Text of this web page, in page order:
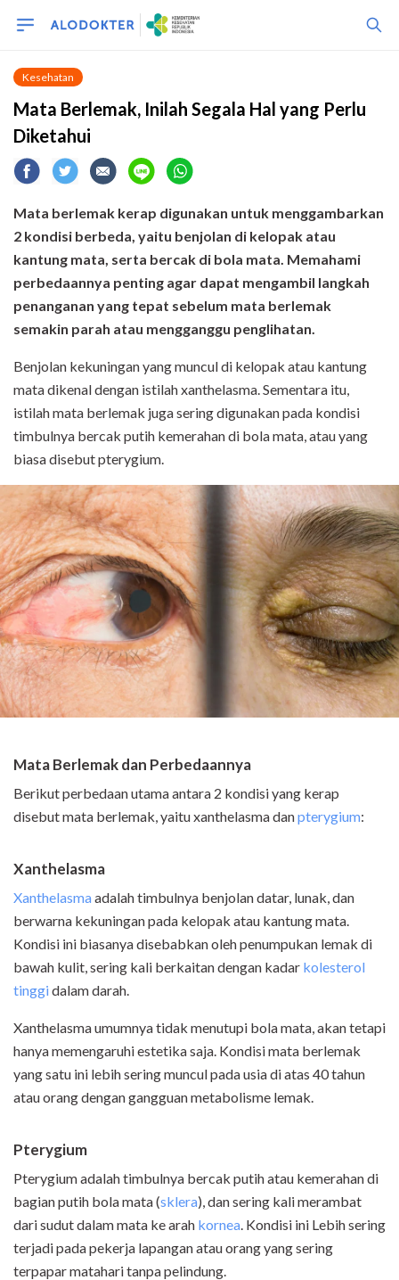
Kesehatan
Mata Berlemak, Inilah Segala Hal yang Perlu
Diketahui
Mata berlemak kerap digunakan untuk menggambarkan
2 kondisi berbeda, yaitu benjolan di kelopak atau
kantung mata, serta bercak di bola mata. Memahami
perbedaannya penting agar dapat mengambil langkah
penanganan yang tepat sebelum mata berlemak
semakin parah atau mengganggu penglihatan.
Benjolan kekuningan yang muncul di kelopak atau kantung
mata dikenal dengan istilah xanthelasma. Sementara itu,
istilah mata berlemak juga sering digunakan pada kondisi
timbulnya bercak putih kemerahan di bola mata, atau yang
biasa disebut pterygium.
Mata Berlemak dan Perbedaannya
Berikut perbedaan utama antara 2 kondisi yang kerap
disebut mata berlemak, yaitu xanthelasma danpterygium:
Xanthelasma
Xanthelasmaadalah timbulnya benjolan datar, lunak, dan
berwarna kekuningan pada kelopak atau kantung mata.
Kondisi ini biasanya disebabkan oleh penumpukan lemak di
bawah kulit, sering kali berkaitan dengan kadar kolesterol
tinggidalam darah.
Xanthelasma umumnya tidak menutupi bola mata, akan tetapi
hanya memengaruhi estetika saja. Kondisi mata berlemak
yang satu ini lebih sering muncul pada usia di atas 40 tahun
atau orang dengan gangguan metabolisme lemak.
Pterygium
Pterygium adalah timbulnya bercak putih atau kemerahan di
bagian putih bola mata (sklera), dan sering kali merambat
dari sudut dalam mata ke arah kornea. Kondisi ini Lebih sering
terjadi pada pekerja lapangan atau orang yang sering
terpapar matahari tanpa pelindung.